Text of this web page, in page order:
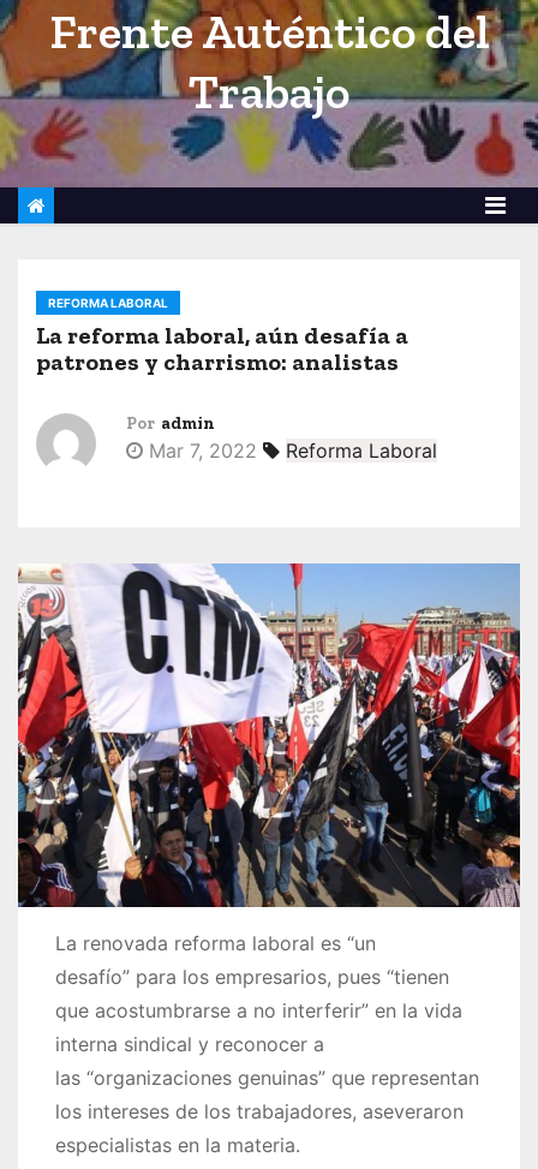
o
Frente Auténtico del
Trabajo
REFORMA LABORAL
La reforma laboral, aún desafía a
patrones y charrismo: analistas
Por admin
Mar 7, 2022 Reforma Laboral
La renovada reforma laboral es un
desafío
para los empresarios, pues tienen
que acostumbrarse a no interferir en la vida
interna sindical y reconocer a
las organizaciones genuinas que representan
los intereses de los trabajadores, aseveraron
especialistas en la materia.